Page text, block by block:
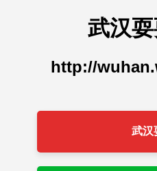
武汉
http://
武汉